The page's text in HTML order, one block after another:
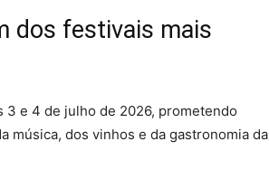
dos festivais mais
3 e 4 de julho de 2026, prometendo
música, dos vinhos e da gastronomia da